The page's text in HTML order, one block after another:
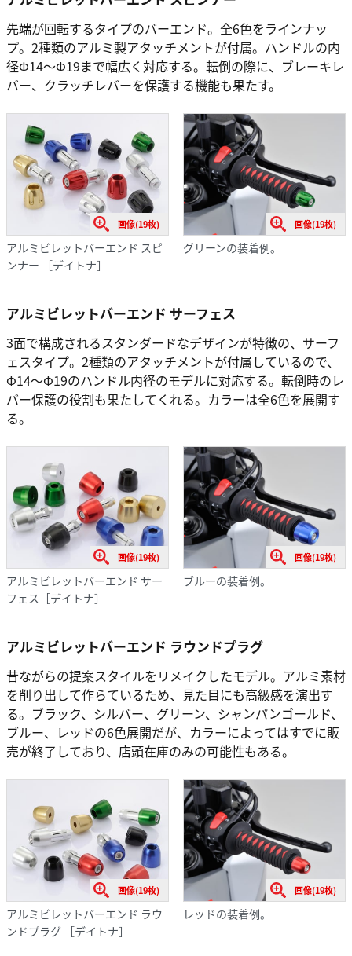
先端が回転するタイプのバーエンド。全6色をラインナッ
プ。2種類のアルミ製アタッチメントが付属。ハンドルの内
径Φ14～Φ19まで幅広く対応する。転倒の際に、ブレーキレ
バー、クラッチレバーを保護する機能も果たす。
画像(19枚)
アルミビレットバーエンド スピ
ンナー ［デイトナ］
画像(19枚)
グリーンの装着例。
アルミビレットバーエンド サーフェス
3面で構成されるスタンダードなデザインが特徴の、サーフ
ェスタイプ。2種類のアタッチメントが付属しているので、
Φ14～Φ19のハンドル内径のモデルに対応する。転倒時のレ
バー保護の役割も果たしてくれる。カラーは全6色を展開す
る。
画像(19枚)
アルミビレットバーエンド サー
フェス［デイトナ］
画像(19枚)
ブルーの装着例。
アルミビレットバーエンド ラウンドプラグ
昔ながらの提案スタイルをリメイクしたモデル。アルミ素材
を削り出して作らているため、見た目にも高級感を演出す
る。ブラック、シルバー、グリーン、シャンパンゴールド、
ブルー、レッドの6色展開だが、カラーによってはすでに販
売が終了しており、店頭在庫のみの可能性もある。
画像(19枚)
アルミビレットバーエンド ラウ
ンドプラグ ［デイトナ］
画像(19枚)
レッドの装着例。